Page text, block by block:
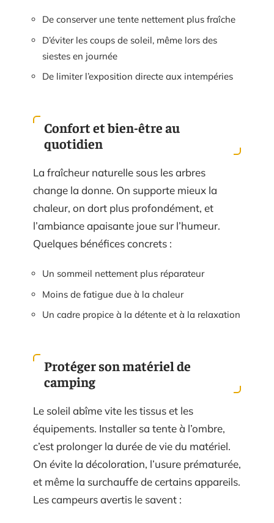
De conserver une tente nettement plus fraîche
D’éviter les coups de soleil, même lors des
siestes en journée
De limiter l’exposition directe aux intempéries
Confort et bien-être au
quotidien
La fraîcheur naturelle sous les arbres
change la donne. On supporte mieux la
chaleur, on dort plus profondément, et
l’ambiance apaisante joue sur l’humeur.
Quelques bénéfices concrets :
Un sommeil nettement plus réparateur
Moins de fatigue due à la chaleur
Un cadre propice à la détente et à la relaxation
Protéger son matériel de
camping
Le soleil abîme vite les tissus et les
équipements. Installer sa tente à l’ombre,
c’est prolonger la durée de vie du matériel.
On évite la décoloration, l’usure prématurée,
et même la surchauffe de certains appareils.
Les campeurs avertis le savent :